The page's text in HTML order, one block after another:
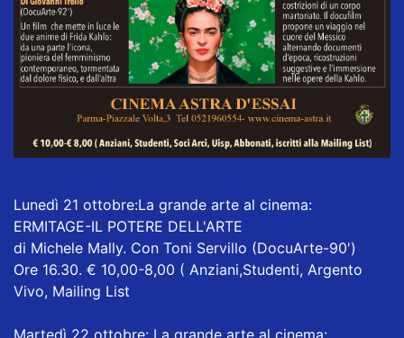
Lunedì 21 ottobre:La grande arte al cinema:
ERMITAGE-IL POTERE DELL'ARTE
di Michele Mally. Con Toni Servillo (DocuArte-90')
Ore 16.30. € 10,00-8,00 ( Anziani,Studenti, Argento
Vivo, Mailing List
Martedì 22 ottobre: La grande arte al cinema: